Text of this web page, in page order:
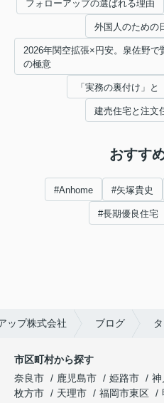
フォローアップの選ばれる理由
外国人のための
2026年関空拡張×円安。泉佐野で
の極意
「実務の裏付け」と
建売住宅と注文
おすす
#Anhome #矢塚貴史
#長期優良住宅
ップ株式会社 ブログ
市区町村から探す
奈良市
鹿児島市 姫路市 神
枚方市
天理市 福岡市東区